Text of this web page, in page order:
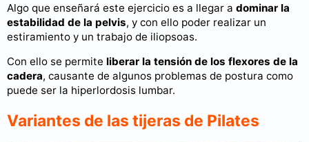
Algo que enseñará este ejercicio es a llegar a dominar la
estabilidad de la pelvis, y con ello poder realizar un
estiramiento y un trabajo de iliopsoas.
Con ello se permite liberar la tensión de los flexores de la
cadera, causante de algunos problemas de postura como
puede ser la hiperlordosis lumbar.
Variantes de las tijeras de Pilates